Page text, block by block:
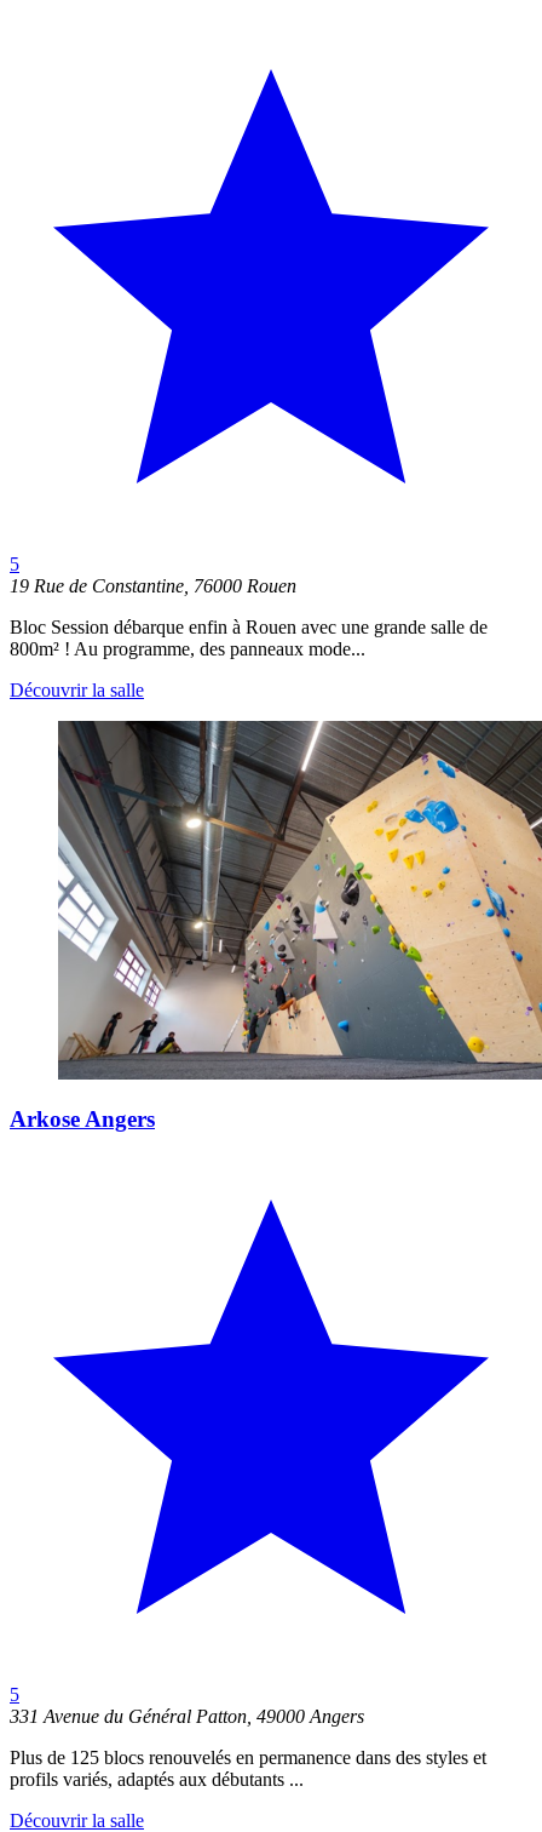
5
19 Rue de Constantine, 76000 Rouen
Bloc Session débarque enfin à Rouen avec une grande salle de
800m² ! Au programme, des panneaux mode...
Découvrir la salle
Arkose Angers
5
331 Avenue du Général Patton, 49000 Angers
Plus de 125 blocs renouvelés en permanence dans des styles et
profils variés, adaptés aux débutants ...
Découvrir la salle